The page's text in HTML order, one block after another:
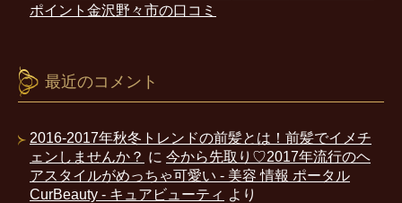
ポイント金沢野々市の口コミ
最近のコメント
2016-2017年秋冬トレンドの前髪とは！前髪でイメチ
ェンしませんか？ に 今から先取り♡2017年流行のヘ
アスタイルがめっちゃ可愛い - 美容 情報 ポータル
CurBeauty - キュアビューティ より